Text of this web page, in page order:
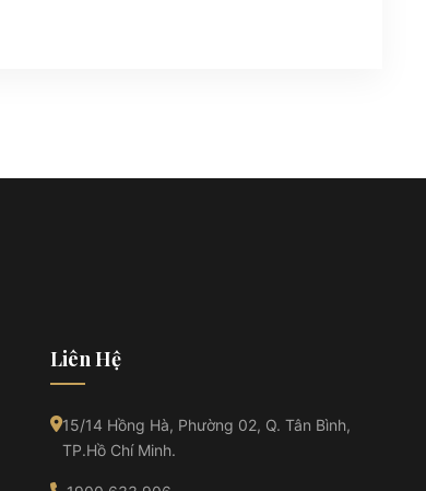
Liên Hệ
15/14 Hồng Hà, Phường 02, Q. Tân Bình,
TP.Hồ Chí Minh.